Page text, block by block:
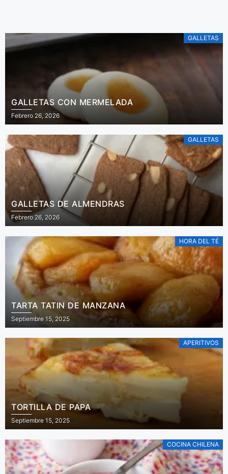
GALLETAS
GALLETAS CON MERMELADA
Febrero 26, 2026
GALLETAS
GALLETAS DE ALMENDRAS
Febrero 26, 2026
HORA DEL TÉ
TARTA TATIN DE MANZANA
Septiembre 15, 2025
APERITIVOS
TORTILLA DE PAPA
Septiembre 15, 2025
COCINA CHILENA